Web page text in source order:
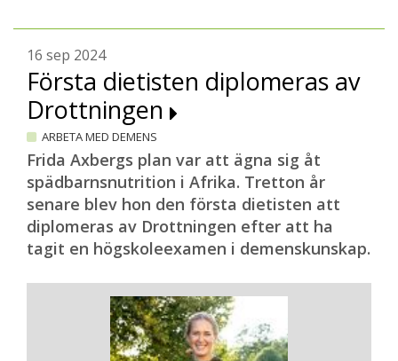
16 sep 2024
Första dietisten diplomeras av
Drottningen
ARBETA MED DEMENS
Frida Axbergs plan var att ägna sig åt
spädbarnsnutrition i Afrika. Tretton år
senare blev hon den första dietisten att
diplomeras av Drottningen efter att ha
tagit en högskoleexamen i demenskunskap.